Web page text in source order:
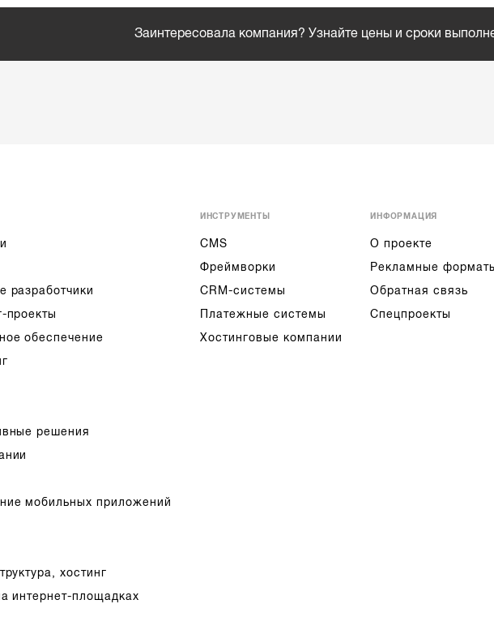
Заинтересовала компания? Узнайте цены и сроки
разработчики
проекты
обеспечение
решения
мобильных приложений
хостинг
интернет-площадках
ИНСТРУМЕНТЫ
CMS
Фреймворки
CRM-системы
Платежные системы
Хостинговые компании
ИНФОРМАЦИЯ
О проекте
Рекламные
Обратная связь
Спецпроекты